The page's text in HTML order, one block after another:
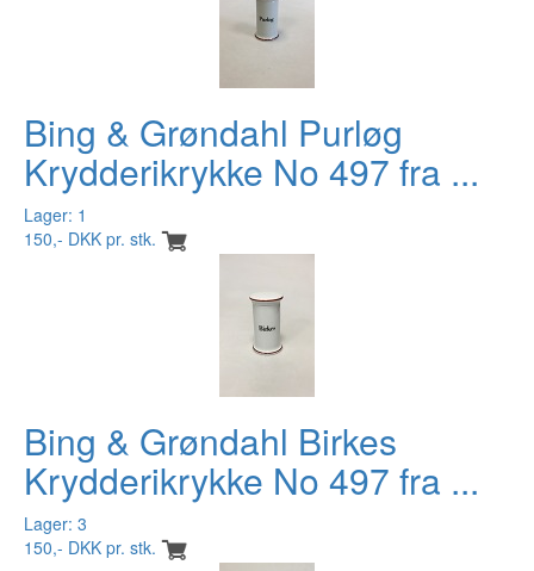
Bing & Grøndahl Purløg
Krydderikrykke No 497 fra ...
Lager: 1
150,- DKK pr. stk.
Bing & Grøndahl Birkes
Krydderikrykke No 497 fra ...
Lager: 3
150,- DKK pr. stk.